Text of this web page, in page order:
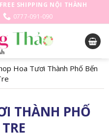
SHIPPING NỘI THÀNH
0777-091-090
Hoa Tươi Thành Phố Bến
THÀNH PHỐ